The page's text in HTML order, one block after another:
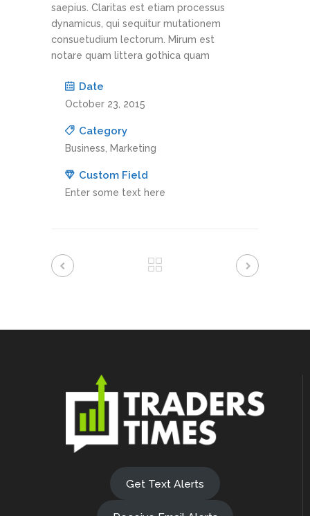
saepius. Claritas est etiam processus
dynamicus, qui sequitur mutationem
consuetudium lectorum. Mirum est
notare quam littera gothica quam
Date
October 23, 2015
Category
Business, Marketing
Custom Field
Enter some text here
Get Text Alerts